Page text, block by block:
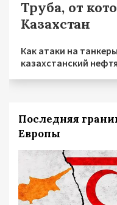
Труба, от
Казахстан
Как атаки на
казахстанский
Последняя
Европы